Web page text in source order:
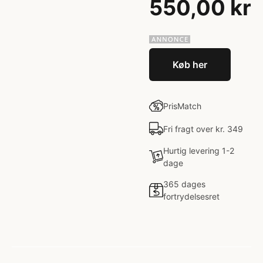
550,00 kr
Køb her
PrisMatch
Fri fragt over kr. 349
Hurtig levering 1-2
dage
365 dages
fortrydelsesret